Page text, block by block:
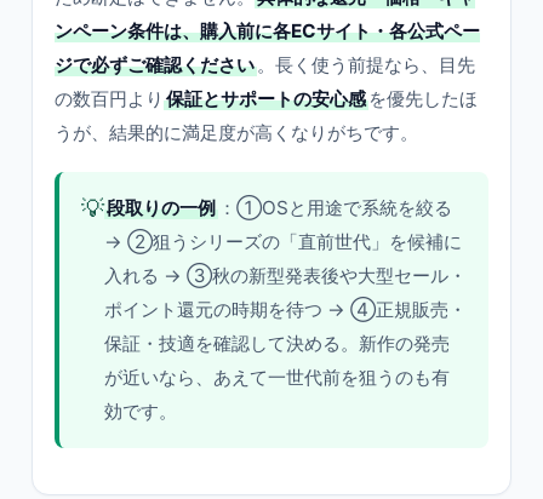
ンペーン条件は、購入前に各ECサイト・各公式ペー
ジで必ずご確認ください。長く使う前提なら、目先
の数百円より 保証とサポートの安心感 を優先したほ
うが、結果的に満足度が高くなりがちです。
💡段取りの一例 ：①OSと用途で系統を絞る
→ ②狙うシリーズの「直前世代」を候補に
入れる → ③秋の新型発表後や大型セール・
ポイント還元の時期を待つ → ④正規販売・
保証・技適を確認して決める。新作の発売
が近いなら、あえて一世代前を狙うのも有
効です。